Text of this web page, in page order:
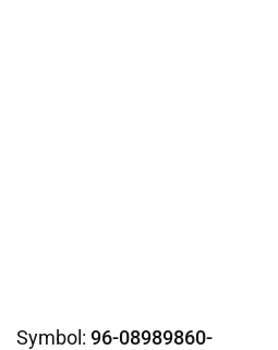
Symbol: 96-08989860-